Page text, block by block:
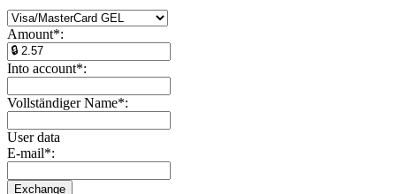
Amount*:
Into account*:
Vollständiger Name*:
User data
E-mail*: